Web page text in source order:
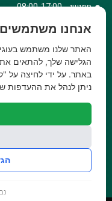
חמישי - 08:00-17:00
שישי - 08:00-12:30
צרו קשר
073-779-6243
וואטסאפ
agricul.co.il
משלוחים:
אנחנו משתמשים
הגלישה שלך, להתאים
באתר. על ידי לחיצה על
ניתן לנהל את ההעדפות